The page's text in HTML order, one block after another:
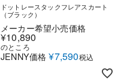
ドットレースタックフレアスカート
（ブラック）
メーカー希望小売価格
¥10,890
のところ
JENNY価格 ¥7,590税込